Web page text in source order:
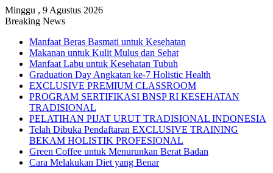
Minggu , 9 Agustus 2026
Breaking News
Manfaat Beras Basmati untuk Kesehatan
Makanan untuk Kulit Mulus dan Sehat
Manfaat Labu untuk Kesehatan Tubuh
Graduation Day Angkatan ke-7 Holistic Health
EXCLUSIVE PREMIUM CLASSROOM
PROGRAM SERTIFIKASI BNSP RI KESEHATAN
TRADISIONAL
PELATIHAN PIJAT URUT TRADISIONAL INDONESIA
Telah Dibuka Pendaftaran EXCLUSIVE TRAINING
BEKAM HOLISTIK PROFESIONAL
Green Coffee untuk Menurunkan Berat Badan
Cara Melakukan Diet yang Benar